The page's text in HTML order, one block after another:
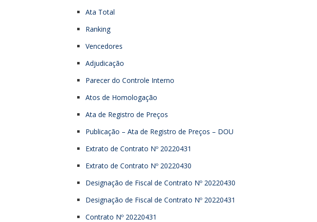
Ata Total
Ranking
Vencedores
Adjudicação
Parecer do Controle Interno
Atos de Homologação
Ata de Registro de Preços
Publicação – Ata de Registro de Preços – DOU
Extrato de Contrato Nº 20220431
Extrato de Contrato Nº 20220430
Designação de Fiscal de Contrato Nº 20220430
Designação de Fiscal de Contrato Nº 20220431
Contrato Nº 20220431